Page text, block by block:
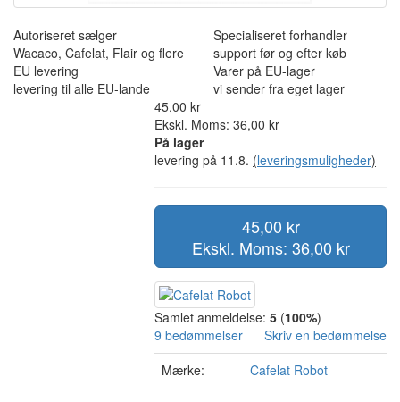
Autoriseret sælger
Wacaco, Cafelat, Flair og flere
Specialiseret forhandler
support før og efter køb
EU levering
levering til alle EU-lande
Varer på EU-lager
vi sender fra eget lager
45,00 kr
Ekskl. Moms: 36,00 kr
På lager
levering på 11.8. (leveringsmuligheder)
45,00 kr
Ekskl. Moms: 36,00 kr
Samlet anmeldelse: 5 (100%)
9 bedømmelser
Skriv en bedømmelse
Mærke:
Cafelat Robot